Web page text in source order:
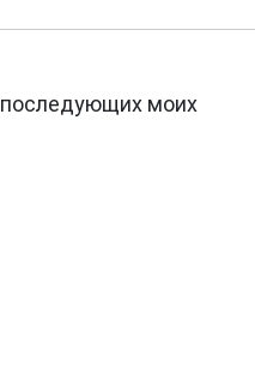
последующих моих